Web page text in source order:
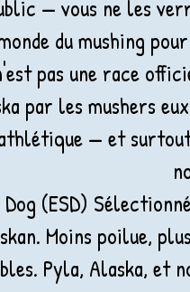
— vous ne les
du mushing
pas une race
par les mushers
— et
(ESD)
Moins poilue,
Pyla, Alaska, et